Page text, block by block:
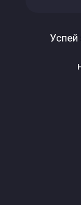
Успей